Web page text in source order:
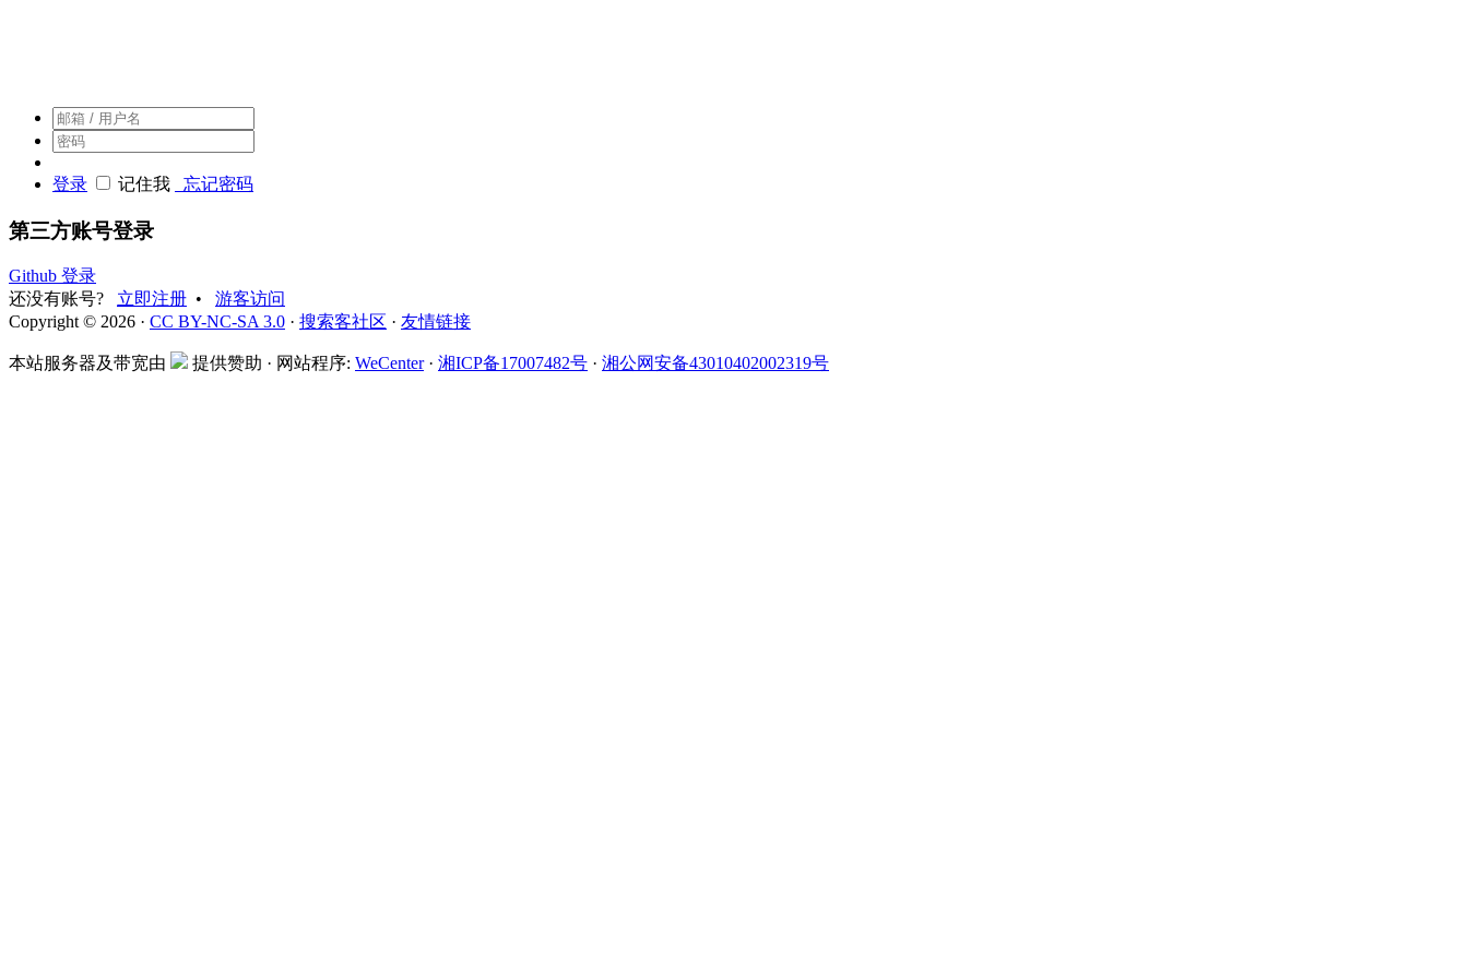
登录 记住我 忘记密码
第三方账号登录
Github 登录
还没有账号?
立即注册 • 游客访问
Copyright © 2026 · CC BY-NC-SA 3.0 · 搜索客社区 · 友情链接
本站服务器及带宽由 提供赞助 · 网站程序: WeCenter· 湘ICP备17007482号 · 湘公网安备43010402002319号